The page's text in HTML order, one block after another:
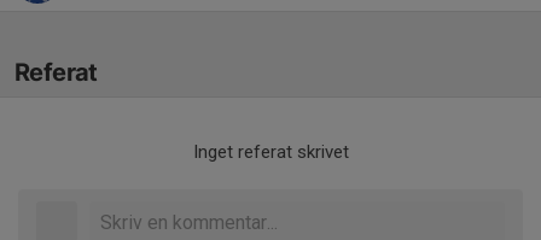
Referat
Inget referat skrivet